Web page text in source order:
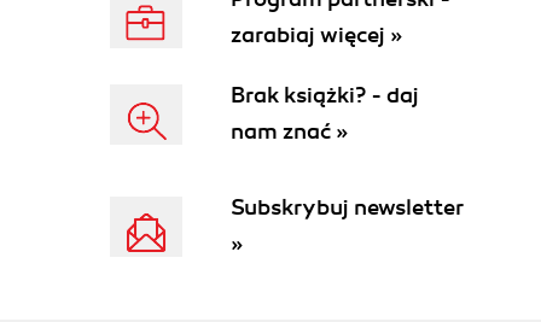
zarabiaj więcej »
Brak książki? - daj
nam znać »
Subskrybuj newsletter
»